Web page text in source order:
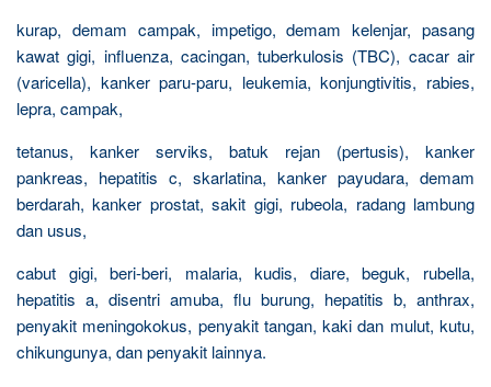
kurap, demam campak, impetigo, demam kelenjar, pasang
kawat gigi, influenza, cacingan, tuberkulosis (TBC), cacar air
(varicella), kanker paru-paru, leukemia, konjungtivitis, rabies,
lepra, campak,
tetanus, kanker serviks, batuk rejan (pertusis), kanker
pankreas, hepatitis c, skarlatina, kanker payudara, demam
berdarah, kanker prostat, sakit gigi, rubeola, radang lambung
dan usus,
cabut gigi, beri-beri, malaria, kudis, diare, beguk, rubella,
hepatitis a, disentri amuba, flu burung, hepatitis b, anthrax,
penyakit meningokokus, penyakit tangan, kaki dan mulut, kutu,
chikungunya, dan penyakit lainnya.